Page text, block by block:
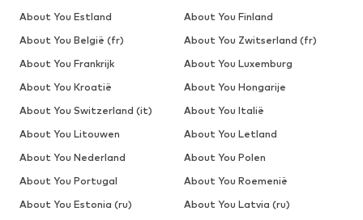
About You Estland
About You Finland
About You België (fr)
About You Zwitserland (fr)
About You Frankrijk
About You Luxemburg
About You Kroatië
About You Hongarije
About You Switzerland (it)
About You Italië
About You Litouwen
About You Letland
About You Nederland
About You Polen
About You Portugal
About You Roemenië
About You Estonia (ru)
About You Latvia (ru)